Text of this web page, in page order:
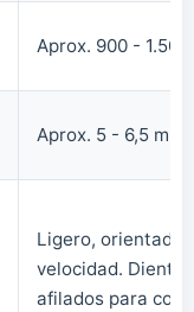
Aprox. 900 - 1.500
Aprox. 5 - 6,5 m
Ligero, orientado
velocidad. Dientes
afilados para